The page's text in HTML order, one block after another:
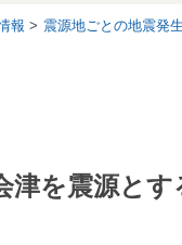
報 震源地ごとの地震発
津を震源とす